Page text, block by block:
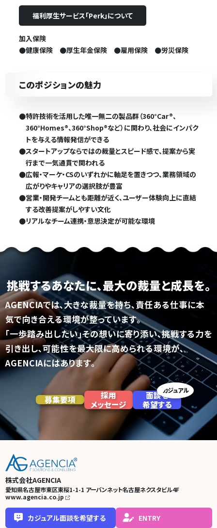
福利厚生サービス「Perk」について
加入保険
●健康保険 ●厚生年金保険 ●雇用保険 ●労災保険
このポジションの魅力
●特許技術を活用した唯一無二の製品群（360°Car®、
360°Homes®、360°Shop®など）に関わり、社会にインパク
トを与える情報発信ができる
●スタートアップならではの裁量とスピード感で、提案から実
行まで一気通貫で関われる
●広報・マーケ・CSのいずれかに軸足を置きつつ、業務領域の
広がりやキャリアの選択肢が豊富
●営業・開発チームとも距離が近く、ユーザー体験向上に直結
する改善提案がしやすい文化
●リアルなチーム連携・意思決定が可能な環境
挑戦するあなたに､最大の裁量と成長を｡
AGENCIAでは､大きな裁量を持ち､責任ある仕事に本
気で向き合える環境が整っています｡
｢一歩踏み出したい｣その想いに寄り添い､挑戦する力を
引き出し､可能性を最大限に高められる環境が､
AGENCIAにはあります｡
募集要項
採用
メッセージ
カジュアル
面談を
希望する
株式会社AGENCIA
愛知県名古屋市東区東桜1-1-1 アーバンネット名古屋ネクスタビル4F
www.agencia.co.jp
カジュアル面談を希望する ENTRY